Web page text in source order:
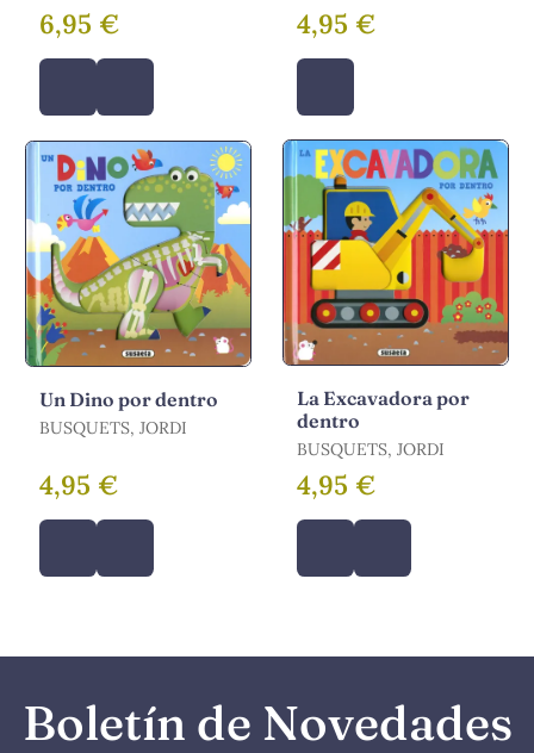
6,95 € 4,95 €
Un Dino por dentro
BUSQUETS, JORDI
4,95 €
La Excavadora por
dentro
BUSQUETS, JORDI
4,95 €
Boletín de Novedades